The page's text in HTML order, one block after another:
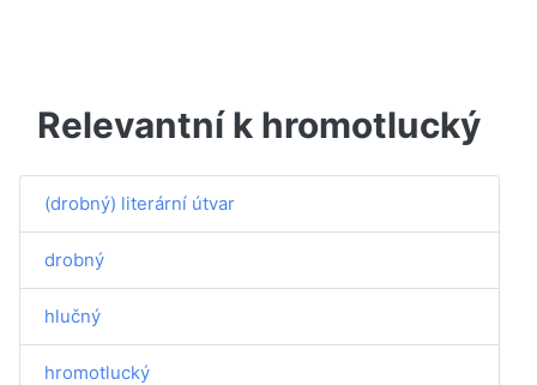
Relevantní k hromotlucký
(drobný) literární útvar
drobný
hlučný
hromotlucký